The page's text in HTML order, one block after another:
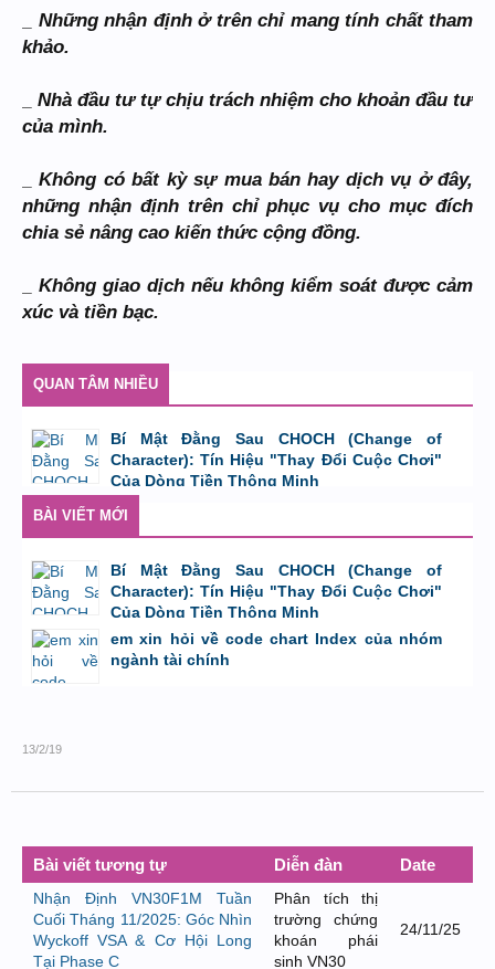
_ Những nhận định ở trên chỉ mang tính chất tham
khảo.
_ Nhà đầu tư tự chịu trách nhiệm cho khoản đầu tư
của mình.
_ Không có bất kỳ sự mua bán hay dịch vụ ở đây,
những nhận định trên chỉ phục vụ cho mục đích
chia sẻ nâng cao kiến thức cộng đồng.
_ Không giao dịch nếu không kiểm soát được cảm
xúc và tiền bạc.
QUAN TÂM NHIỀU
Bí Mật Đằng Sau CHOCH (Change of
Character): Tín Hiệu "Thay Đổi Cuộc Chơi"
Của Dòng Tiền Thông Minh
BÀI VIẾT MỚI
Bí Mật Đằng Sau CHOCH (Change of
Character): Tín Hiệu "Thay Đổi Cuộc Chơi"
Của Dòng Tiền Thông Minh
bởi 8/8/26 lúc 11:11
em xin hỏi về code chart Index của nhóm
ngành tài chính
13/2/19
Bài viết tương tự Diễn đàn Date
Nhận Định VN30F1M Tuần
Cuối Tháng 11/2025: Góc Nhìn
Wyckoff VSA & Cơ Hội Long
Tại Phase C
Phân tích thị
trường chứng
khoán phái
sinh VN30
24/11/25